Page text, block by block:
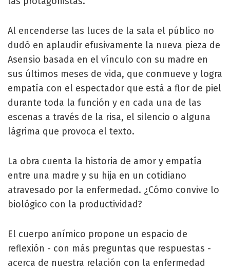
Al encenderse las luces de la sala el público no
dudó en aplaudir efusivamente la nueva pieza de
Asensio basada en el vínculo con su madre en
sus últimos meses de vida, que conmueve y logra
empatía con el espectador que está a flor de piel
durante toda la función y en cada una de las
escenas a través de la risa, el silencio o alguna
lágrima que provoca el texto.
La obra cuenta la historia de amor y empatía
entre una madre y su hija en un cotidiano
atravesado por la enfermedad. ¿Cómo convive lo
biológico con la productividad?
El cuerpo anímico propone un espacio de
reflexión - con más preguntas que respuestas -
acerca de nuestra relación con la enfermedad